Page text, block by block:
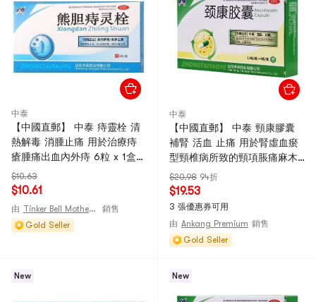
中泰
【中國直郵】 中泰 痔靈栓 清
熱解毒 消腫止痛 用於治療痔
瘡腫痛出血內外痔 6粒 x 1盒
(醫師推薦拍3盒)
$10.63
$10.61
由 Tinker Bell Mother and Baby store
銷售
Gold Seller
中泰
【中國直郵】 中泰 頸康膠囊
補腎 活血 止痛 用於腎虛血瘀
型頸椎病所致的頸項脹痛麻木
活動不利 頭暈耳鳴 0.23g*48
粒/盒
$20.98 94折
$19.53
3 張優惠券可用
由 Ankang Premium 銷售
Gold Seller
New New